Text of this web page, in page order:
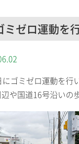
ミゼロ運動を
ゴミゼロ運動を行
や国道16号沿いの